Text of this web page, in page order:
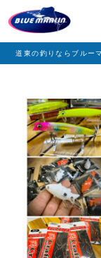
道東の釣りならブルー